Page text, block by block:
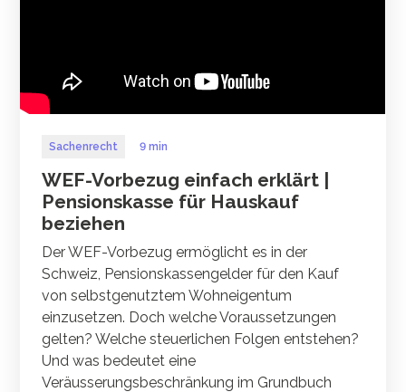
Sachenrecht 9 min
WEF-Vorbezug einfach erklärt |
Pensionskasse für Hauskauf
beziehen
Der WEF-Vorbezug ermöglicht es in der
Schweiz, Pensionskassengelder für den Kauf
von selbstgenutztem Wohneigentum
einzusetzen. Doch welche Voraussetzungen
gelten? Welche steuerlichen Folgen entstehen?
Und was bedeutet eine
Veräusserungsbeschränkung im Grundbuch